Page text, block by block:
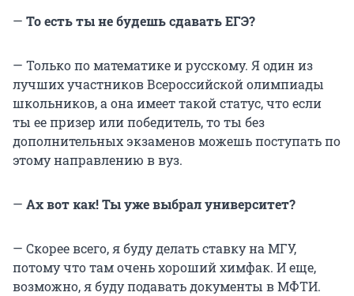
— То есть ты не будешь сдавать ЕГЭ?
— Только по математике и русскому. Я один из
лучших участников Всероссийской олимпиады
школьников, а она имеет такой статус, что если
ты ее призер или победитель, то ты без
дополнительных экзаменов можешь поступать по
этому направлению в вуз.
— Ах вот как! Ты уже выбрал университет?
— Скорее всего, я буду делать ставку на МГУ,
потому что там очень хороший химфак. И еще,
возможно, я буду подавать документы в МФТИ.